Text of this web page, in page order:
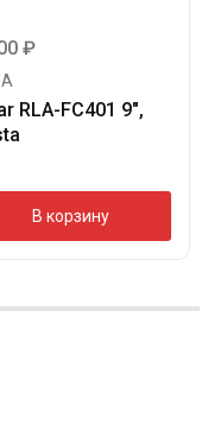
₽
RLA-FC401 9″,
В корзину